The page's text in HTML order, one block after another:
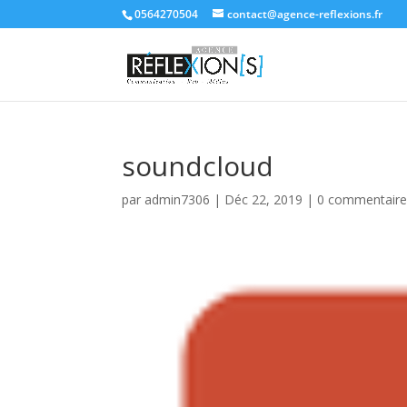
0564270504 contact@agence-reflexions.fr
soundcloud
par admin7306 | Déc 22, 2019 | 0